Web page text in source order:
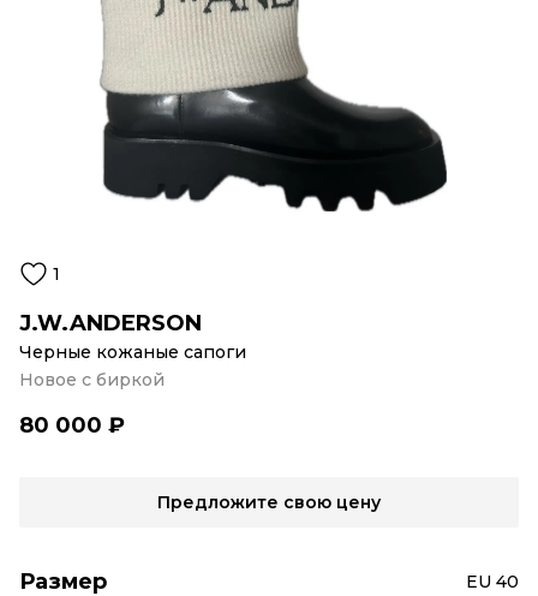
1
J.W.ANDERSON
Черные кожаные сапоги
Новое с биркой
80 000 ₽
Предложите свою цену
Размер EU 40